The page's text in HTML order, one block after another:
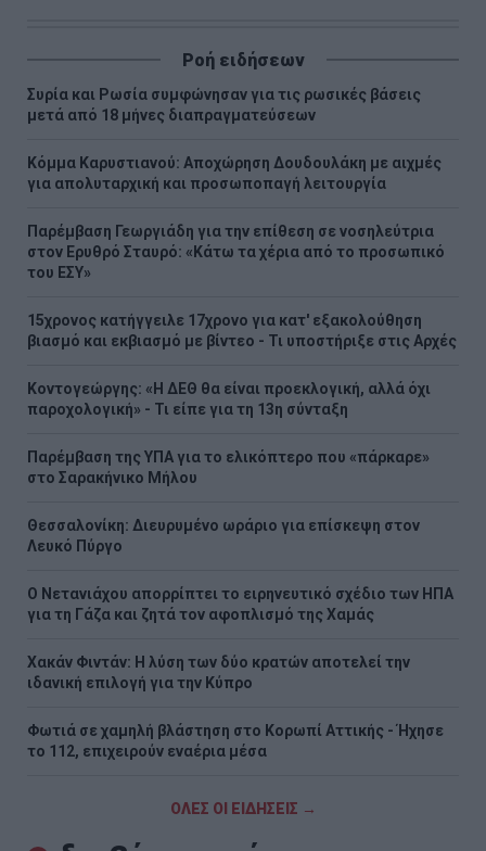
Ροή ειδήσεων
Συρία και Ρωσία συμφώνησαν για τις ρωσικές βάσεις
μετά από 18 μήνες διαπραγματεύσεων
Κόμμα Καρυστιανού: Αποχώρηση Δουδουλάκη με αιχμές
για απολυταρχική και προσωποπαγή λειτουργία
Παρέμβαση Γεωργιάδη για την επίθεση σε νοσηλεύτρια
στον Ερυθρό Σταυρό: «Κάτω τα χέρια από το προσωπικό
του ΕΣΥ»
15χρονος κατήγγειλε 17χρονο για κατ' εξακολούθηση
βιασμό και εκβιασμό με βίντεο - Τι υποστήριξε στις Αρχές
Κοντογεώργης: «Η ΔΕΘ θα είναι προεκλογική, αλλά όχι
παροχολογική» - Τι είπε για τη 13η σύνταξη
Παρέμβαση της ΥΠΑ για το ελικόπτερο που «πάρκαρε»
στο Σαρακήνικο Μήλου
Θεσσαλονίκη: Διευρυμένο ωράριο για επίσκεψη στον
Λευκό Πύργο
Ο Νετανιάχου απορρίπτει το ειρηνευτικό σχέδιο των ΗΠΑ
για τη Γάζα και ζητά τον αφοπλισμό της Χαμάς
Χακάν Φιντάν: Η λύση των δύο κρατών αποτελεί την
ιδανική επιλογή για την Κύπρο
Φωτιά σε χαμηλή βλάστηση στο Κορωπί Αττικής - Ήχησε
το 112, επιχειρούν εναέρια μέσα
ΟΛΕΣ ΟΙ ΕΙΔΗΣΕΙΣ →